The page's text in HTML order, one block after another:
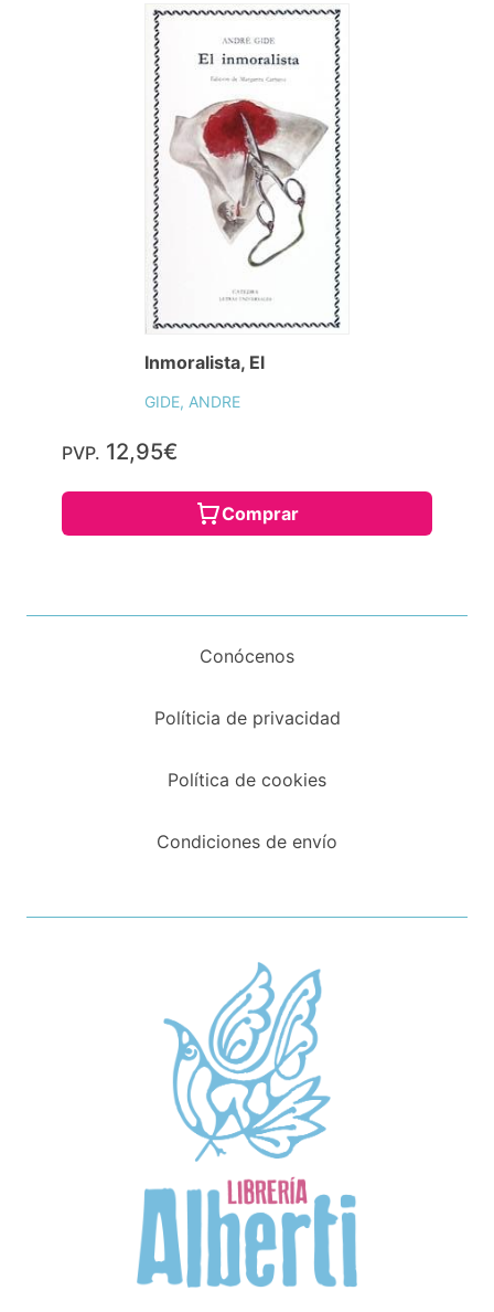
Inmoralista, El
GIDE, ANDRE
PVP. 12,95€
Comprar
Conócenos
Políticia de privacidad
Política de cookies
Condiciones de envío